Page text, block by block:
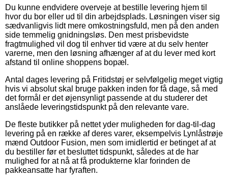
Du kunne endvidere overveje at bestille levering hjem til
hvor du bor eller ud til din arbejdsplads. Løsningen viser sig
sædvanligvis lidt mere omkostningsfuld, men på den anden
side temmelig gnidningsløs. Den mest prisbevidste
fragtmulighed vil dog til enhver tid være at du selv henter
varerne, men den løsning afhænger af at du lever med kort
afstand til online shoppens bopæl.
Antal dages levering på Fritidstøj er selvfølgelig meget vigtig
hvis vi absolut skal bruge pakken inden for få dage, så med
det formål er det øjensynligt passende at du studerer det
anslåede leveringstidspunkt på den relevante vare.
De fleste butikker på nettet yder muligheden for dag-til-dag
levering på en række af deres varer, eksempelvis Lynlåstrøje
mænd Outdoor Fusion, men som imidlertid er betinget af at
du bestiller før et besluttet tidspunkt, således at de har
mulighed for at nå at få produkterne klar forinden de
pakkeansatte har fyraften.